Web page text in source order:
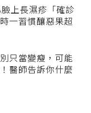
上長濕疹「確診
一習慣釀惡果超
只當變瘦，可能
醫師告訴你什麼